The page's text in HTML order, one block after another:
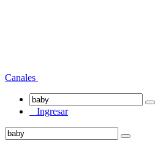
Canales
Ingresar